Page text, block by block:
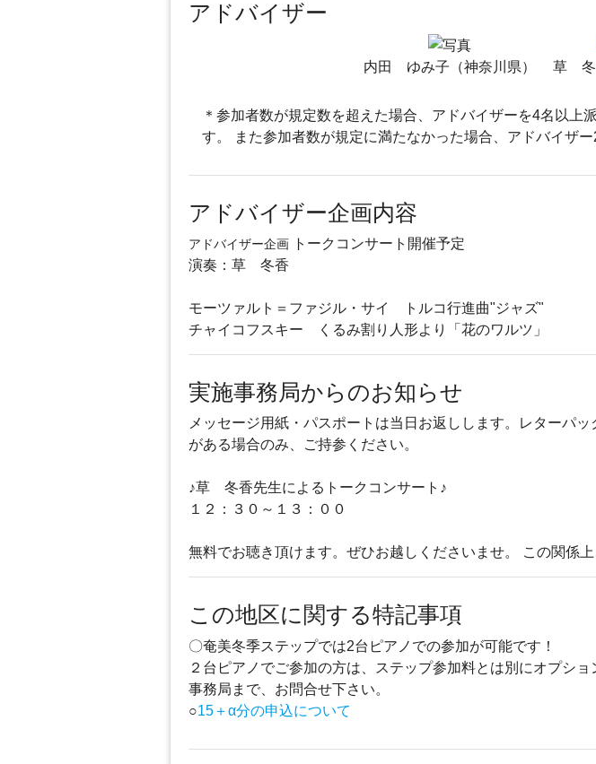
アドバイザー
内田 ゆみ子（神奈川県） 草 冬
＊参加者数が規定数を超えた場合、アドバイザーを4名以上
す。 また参加者数が規定に満たなかった場合、アドバイザ
アドバイザー企画内容
アドバイザー企画 トークコンサート開催予定
演奏：草 冬香
モーツァルト＝ファジル・サイ トルコ行進曲"ジャズ"
チャイコフスキー くるみ割り人形より「花のワルツ」
実施事務局からのお知らせ
メッセージ用紙・パスポートは当日お返しします。レターパ
がある場合のみ、ご持参ください。
♪草 冬香先生によるトークコンサート♪
１２：３０～１３：００
無料でお聴き頂けます。ぜひお越しくださいませ。 この関係
この地区に関する特記事項
〇奄美冬季ステップでは2台ピアノでの参加が可能です！
２台ピアノでご参加の方は、ステップ参加料とは別にオプシ
事務局まで、お問合せ下さい。
○15＋α分の申込について